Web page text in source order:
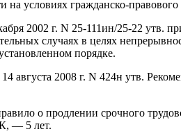
условиях гражданско-
2002 г. N 25-111ин/25-22 утв.
случаях в целях
порядке.
августа 2008 г. N 424н утв.
о продлении срочного
— 5 лет.